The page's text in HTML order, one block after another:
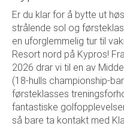
Er du klar for å bytte ut
strålende sol og
en uforglemmelig tur til
Resort nord på Kypros!
2026 drar vi til en av
(18-hulls championship-
førsteklasses
fantastiske
så bare ta kontakt med